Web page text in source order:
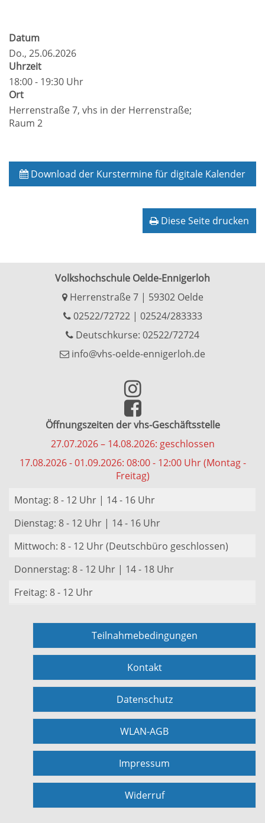
Datum
Do., 25.06.2026
Uhrzeit
18:00 - 19:30 Uhr
Ort
Herrenstraße 7, vhs in der Herrenstraße;
Raum 2
Download der Kurstermine für digitale Kalender
Diese Seite drucken
Volkshochschule Oelde-Ennigerloh
Herrenstraße 7 | 59302 Oelde
02522/72722| 02524/283333
Deutschkurse: 02522/72724
info@vhs-oelde-ennigerloh.de
Öffnungszeiten der vhs-Geschäftsstelle
27.07.2026 – 14.08.2026: geschlossen
17.08.2026 - 01.09.2026: 08:00 - 12:00 Uhr (Montag -
Freitag)
Montag: 8 - 12 Uhr | 14 - 16 Uhr
Dienstag: 8 - 12 Uhr | 14 - 16 Uhr
Mittwoch: 8 - 12 Uhr (Deutschbüro geschlossen)
Donnerstag: 8 - 12 Uhr | 14 - 18 Uhr
Freitag: 8 - 12 Uhr
Teilnahmebedingungen
Kontakt
Datenschutz
WLAN-AGB
Impressum
Widerruf